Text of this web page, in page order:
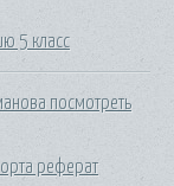
5 класс
посмотреть
реферат